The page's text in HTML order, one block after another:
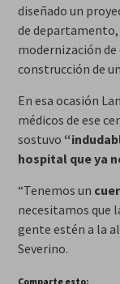
diseñado un
de departamento,
modernización
construcción de
En esa ocasión
médicos de ese
sostuvo
hospital que ya
“Tenemos un
necesitamos que
gente estén a la
Severino.
Comparte esto: